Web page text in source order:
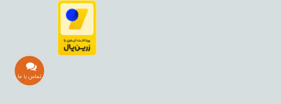
تماس با ما